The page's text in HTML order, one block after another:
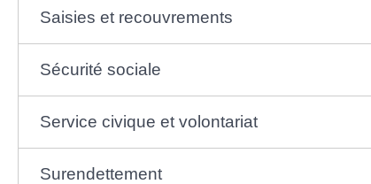
Saisies et recouvrements
Sécurité sociale
Service civique et volontariat
Surendettement